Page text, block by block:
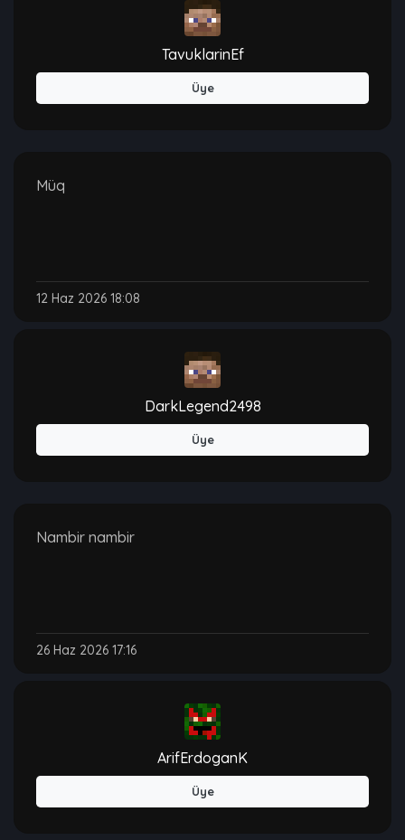
TavuklarinEf
Üye
Müq
12 Haz 2026 18:08
DarkLegend2498
Üye
Nambir nambir
26 Haz 2026 17:16
ArifErdoganK
Üye